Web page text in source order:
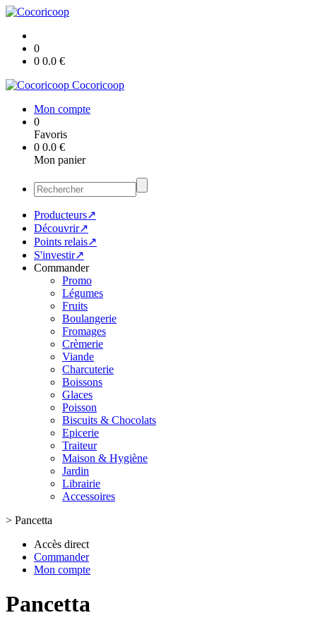
0
0 0.0 €
Cocoricoop
Mon compte
0
Favoris
0 0.0 €
Mon panier
Producteurs↗
Découvrir↗
Points relais↗
S'investir↗
Commander
Promo
Légumes
Fruits
Boulangerie
Fromages
Crèmerie
Viande
Charcuterie
Boissons
Glaces
Poisson
Biscuits & Chocolats
Epicerie
Traiteur
Maison & Hygiène
Jardin
Librairie
Accessoires
> Pancetta
Accès direct
Commander
Mon compte
Pancetta